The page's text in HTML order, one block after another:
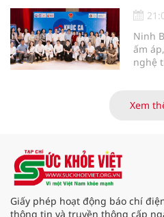
Ninh
ấm
nghệ
điểm
viện
Xem
Giấy phép hoạt động báo chí
thông tin và truyền thông cấp